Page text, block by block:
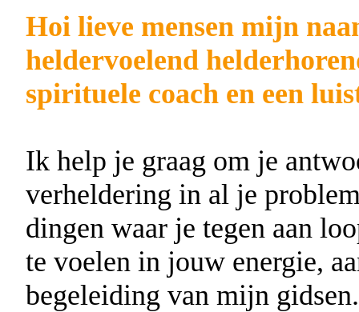
Hoi lieve mensen mijn
heldervoelend
spirituele coach en een
Ik help je graag om je
verheldering in al je
dingen waar je tegen aan
te voelen in jouw energie,
begeleiding van mijn gidsen.